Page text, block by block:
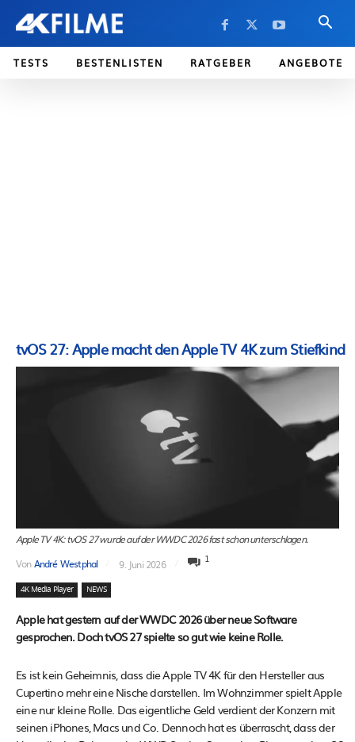
TESTS BESTENLISTEN RATGEBER ANGEBOTE
tvOS 27: Apple macht den Apple TV 4K zum Stiefkind
Apple TV 4K: tvOS 27 wurde auf der WWDC 2026 fast schon unterschlagen.
VonAndré Westphal 9. Juni 2026 1
4K Media Player NEWS
Apple hat gestern auf der WWDC 2026 über neue Software
gesprochen. Doch tvOS 27 spielte so gut wie keine Rolle.
Es ist kein Geheimnis, dass die Apple TV 4K für den Hersteller aus
Cupertino mehr eine Nische darstellen. Im Wohnzimmer spielt Apple
eine nur kleine Rolle. Das eigentliche Geld verdient der Konzern mit
seinen iPhones, Macs und Co. Dennoch hat es überrascht, dass der